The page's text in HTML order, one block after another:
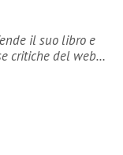
il suo libro e
critiche del web…